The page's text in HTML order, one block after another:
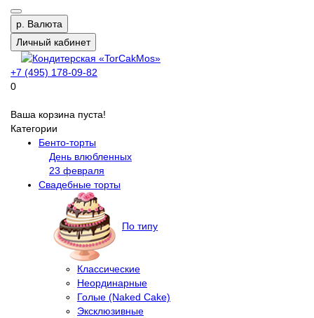
р. Валюта
Личный кабинет
+7 (495) 178-09-82
0
Ваша корзина пуста!
Категории
Бенто-торты
День влюбленных
23 февраля
Свадебные торты
По типу
Классические
Неординарные
Голые (Naked Cake)
Эксклюзивные